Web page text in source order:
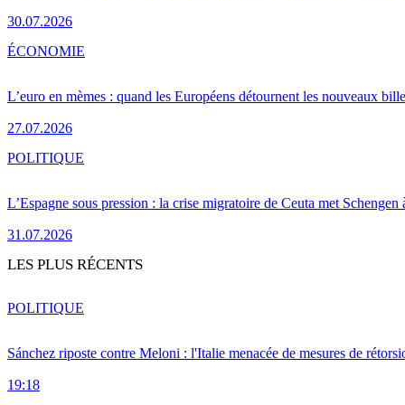
30.07.2026
L’euro en mèmes : quand les Européens détournent les nouveaux
27.07.2026
ÉCONOMIE
L’Espagne sous pression : la crise migratoire de Ceuta met Schengen
31.07.2026
POLITIQUE
LES PLUS RÉCENTS
Sánchez riposte contre Meloni : l'Italie menacée de mesures de
19:18
POLITIQUE